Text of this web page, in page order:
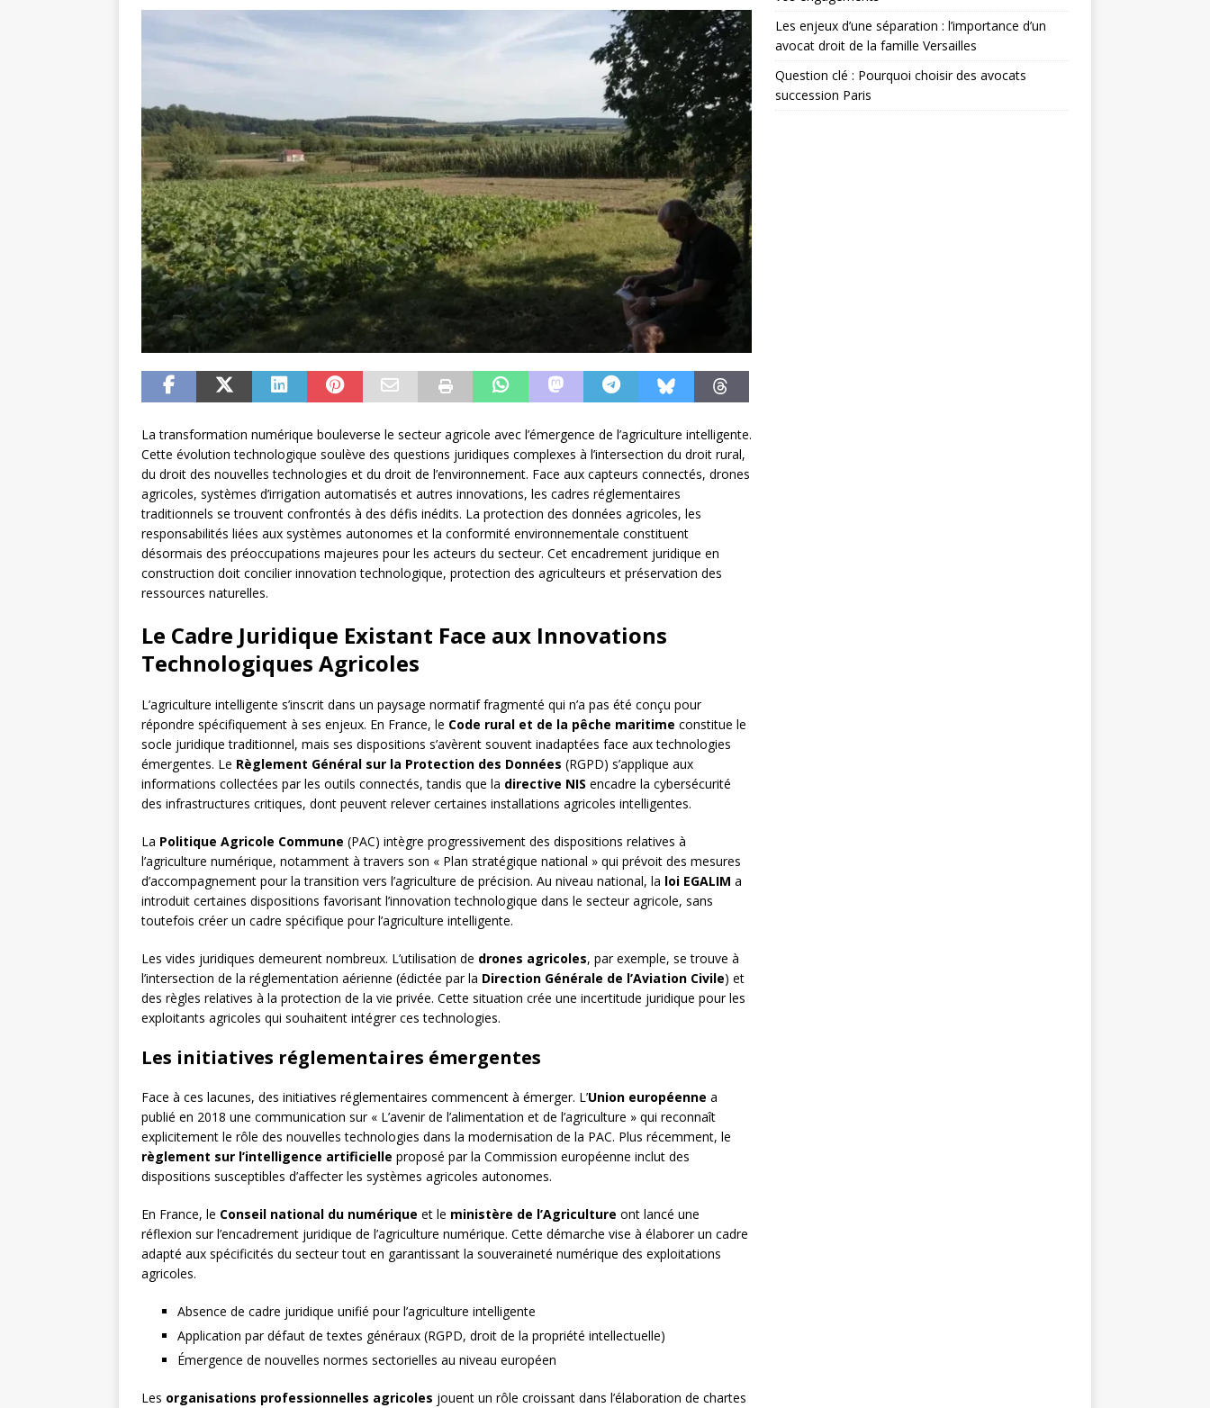
La transformation numérique bouleverse le secteur agricole avec l’émergence de l’agriculture intelligente.
Cette évolution technologique soulève des questions juridiques complexes à l’intersection du droit rural,
du droit des nouvelles technologies et du droit de l’environnement. Face aux capteurs connectés, drones
agricoles, systèmes d’irrigation automatisés et autres innovations, les cadres réglementaires
traditionnels se trouvent confrontés à des défis inédits. La protection des données agricoles, les
responsabilités liées aux systèmes autonomes et la conformité environnementale constituent
désormais des préoccupations majeures pour les acteurs du secteur. Cet encadrement juridique en
construction doit concilier innovation technologique, protection des agriculteurs et préservation des
ressources naturelles.
Le Cadre Juridique Existant Face aux Innovations
Technologiques Agricoles
L’agriculture intelligente s’inscrit dans un paysage normatif fragmenté qui n’a pas été conçu pour
répondre spécifiquement à ses enjeux. En France, le Code rural et de la pêche maritime constitue le
socle juridique traditionnel, mais ses dispositions s’avèrent souvent inadaptées face aux technologies
émergentes. Le Règlement Général sur la Protection des Données (RGPD) s’applique aux
informations collectées par les outils connectés, tandis que la directive NIS encadre la cybersécurité
des infrastructures critiques, dont peuvent relever certaines installations agricoles intelligentes.
La Politique Agricole Commune (PAC) intègre progressivement des dispositions relatives à
l’agriculture numérique, notamment à travers son « Plan stratégique national » qui prévoit des mesures
d’accompagnement pour la transition vers l’agriculture de précision. Au niveau national, la loi EGALIM a
introduit certaines dispositions favorisant l’innovation technologique dans le secteur agricole, sans
toutefois créer un cadre spécifique pour l’agriculture intelligente.
Les vides juridiques demeurent nombreux. L’utilisation de drones agricoles, par exemple, se trouve à
l’intersection de la réglementation aérienne (édictée par la Direction Générale de l’Aviation Civile) et
des règles relatives à la protection de la vie privée. Cette situation crée une incertitude juridique pour les
exploitants agricoles qui souhaitent intégrer ces technologies.
Les initiatives réglementaires émergentes
Face à ces lacunes, des initiatives réglementaires commencent à émerger. L’Union européenne a
publié en 2018 une communication sur « L’avenir de l’alimentation et de l’agriculture » qui reconnaît
explicitement le rôle des nouvelles technologies dans la modernisation de la PAC. Plus récemment, le
règlement sur l’intelligence artificielle proposé par la Commission européenne inclut des
dispositions susceptibles d’affecter les systèmes agricoles autonomes.
En France, le Conseil national du numérique et le ministère de l’Agriculture ont lancé une
réflexion sur l’encadrement juridique de l’agriculture numérique. Cette démarche vise à élaborer un cadre
adapté aux spécificités du secteur tout en garantissant la souveraineté numérique des exploitations
agricoles.
Absence de cadre juridique unifié pour l’agriculture intelligente
Application par défaut de textes généraux (RGPD, droit de la propriété intellectuelle)
Émergence de nouvelles normes sectorielles au niveau européen
Les organisations professionnelles agricoles jouent un rôle croissant dans l’élaboration de chartes
Les enjeux d’une séparation : l’importance d’un
avocat droit de la famille Versailles
Question clé : Pourquoi choisir des avocats
succession Paris